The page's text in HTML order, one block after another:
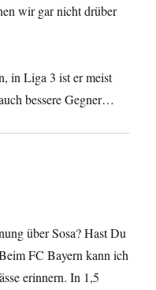
wir gar nicht drüber
in Liga 3 ist er meist
bessere Gegner…
über Sosa? Hast Du
FC Bayern kann ich
erinnern. In 1,5